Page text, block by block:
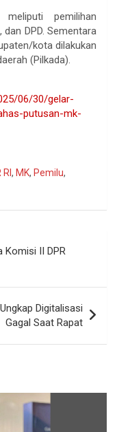
pemilihan
, dan DPD. Sementara
kota dilakukan
(Pilkada).
06/30/gelar-
putusan-mk-
, MK, Pemilu,
Komisi II DPR
Digitalisasi
Gagal Saat Rapat